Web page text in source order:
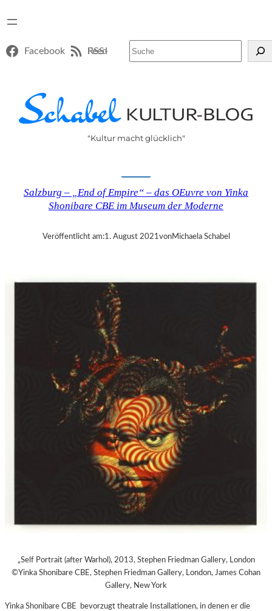
Facebook RSS-Feed
"Kultur macht glücklich"
Salzburg – „End of Empire“ – das OEuvre von Yinka
Shonibare CBE im Museum der Moderne
Veröffentlicht am:1. August 2021vonMichaela Schabel
„Self Portrait (after Warhol), 2013, Stephen Friedman Gallery, London
©Yinka Shonibare CBE, Stephen Friedman Gallery, London, James Cohan
Gallery, New York
Yinka Shonibare CBE bevorzugt theatrale Installationen, in denen er die